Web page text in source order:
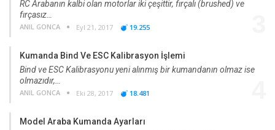
RC Arabanın kalbi olan motorlar iki çeşittir, fırçalı (brushed) ve
fırçasız…
ANIL GONCA Eyl 21, 2017 19.255
Kumanda Bind Ve ESC Kalibrasyon İşlemi
Bind ve ESC Kalibrasyonu yeni alınmış bir kumandanın olmaz ise
olmazıdır,…
ANIL GONCA Eki 28, 2017 18.481
Model Araba Kumanda Ayarları